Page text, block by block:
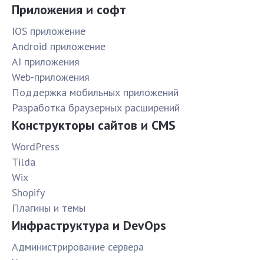
Приложения и софт
IOS приложение
Android приложение
AI приложения
Web-приложения
Поддержка мобильных приложений
Разработка браузерных расширений
Конструкторы сайтов и CMS
WordPress
Tilda
Wix
Shopify
Плагины и темы
Инфраструктура и DevOps
Администрирование сервера